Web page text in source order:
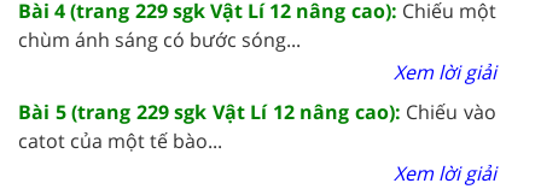
Bài 4 (trang 229 sgk Vật Lí 12 nâng cao): Chiếu một
chùm ánh sáng có bước sóng...
Xem lời giải
Bài 5 (trang 229 sgk Vật Lí 12 nâng cao): Chiếu vào
catot của một tế bào...
Xem lời giải